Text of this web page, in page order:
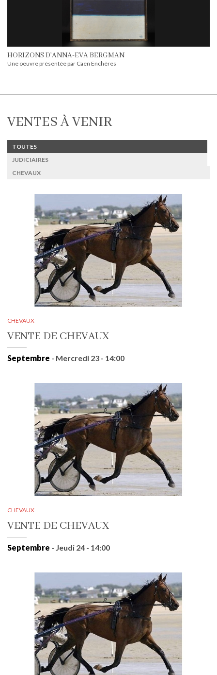
HORIZONS D’ANNA-EVA BERGMAN
Une oeuvre présentée par Caen Enchères
VENTES À VENIR
TOUTES
JUDICIAIRES
CHEVAUX
CHEVAUX
VENTE DE CHEVAUX
Septembre - Mercredi 23 - 14:00
CHEVAUX
VENTE DE CHEVAUX
Septembre - Jeudi 24 - 14:00